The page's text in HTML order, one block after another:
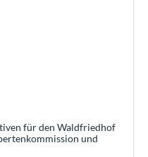
für den Waldfriedhof
und